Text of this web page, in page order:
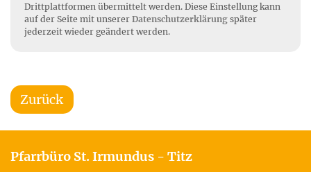
Drittplattformen übermittelt werden. Diese Einstellung kann
auf der Seite mit unserer Datenschutzerklärung später
jederzeit wieder geändert werden.
Zurück
Pfarrbüro St. Irmundus - Titz